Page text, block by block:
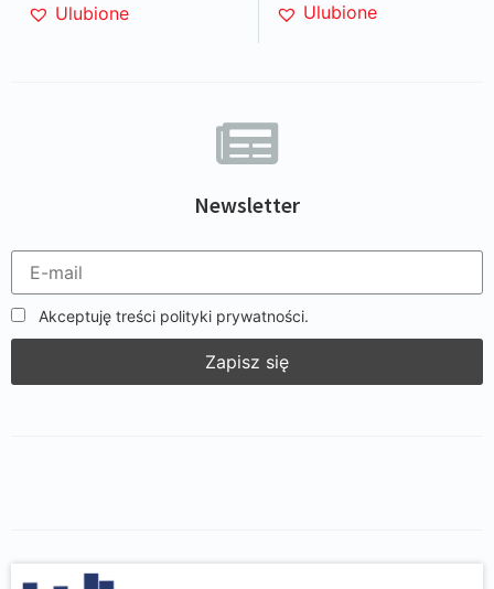
Newsletter
Akceptuję treści polityki prywatności.
Ulubione Ulubione